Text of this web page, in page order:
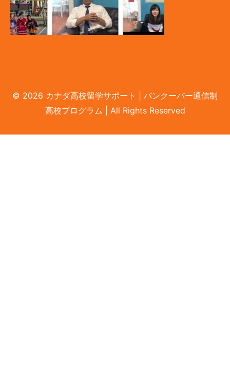
© 2026 カナダ高校留学サポート | バンクーバー通信制
高校プログラム | All Rights Reserved
LINEで無料相談